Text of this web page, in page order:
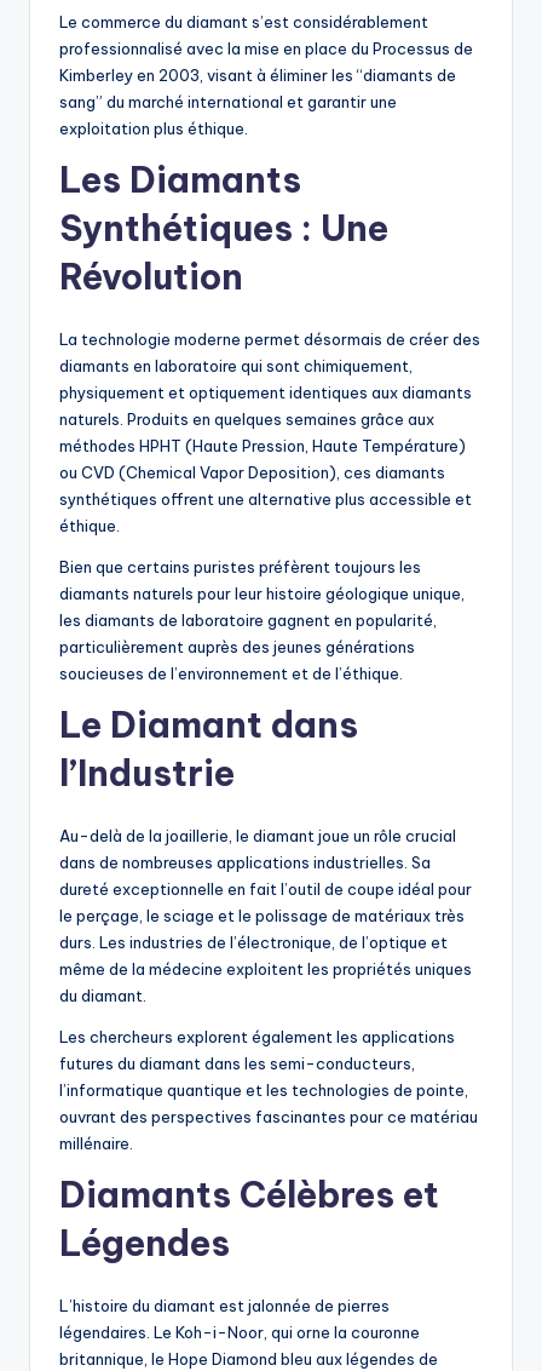
Le commerce du diamant s’est considérablement
professionnalisé avec la mise en place du Processus de
Kimberley en 2003, visant à éliminer les “diamants de
sang” du marché international et garantir une
exploitation plus éthique.
Les Diamants
Synthétiques : Une
Révolution
La technologie moderne permet désormais de créer des
diamants en laboratoire qui sont chimiquement,
physiquement et optiquement identiques aux diamants
naturels. Produits en quelques semaines grâce aux
méthodes HPHT (Haute Pression, Haute Température)
ou CVD (Chemical Vapor Deposition), ces diamants
synthétiques offrent une alternative plus accessible et
éthique.
Bien que certains puristes préfèrent toujours les
diamants naturels pour leur histoire géologique unique,
les diamants de laboratoire gagnent en popularité,
particulièrement auprès des jeunes générations
soucieuses de l’environnement et de l’éthique.
Le Diamant dans
l’Industrie
Au-delà de la joaillerie, le diamant joue un rôle crucial
dans de nombreuses applications industrielles. Sa
dureté exceptionnelle en fait l’outil de coupe idéal pour
le perçage, le sciage et le polissage de matériaux très
durs. Les industries de l’électronique, de l’optique et
même de la médecine exploitent les propriétés uniques
du diamant.
Les chercheurs explorent également les applications
futures du diamant dans les semi-conducteurs,
l’informatique quantique et les technologies de pointe,
ouvrant des perspectives fascinantes pour ce matériau
millénaire.
Diamants Célèbres et
Légendes
L’histoire du diamant est jalonnée de pierres
légendaires. Le Koh-i-Noor, qui orne la couronne
britannique, le Hope Diamond bleu aux légendes de